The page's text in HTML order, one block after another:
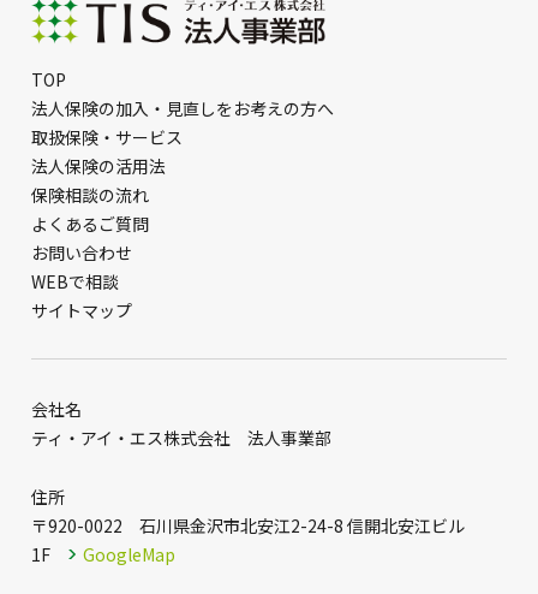
TOP
法人保険の加入・見直しをお考えの方へ
取扱保険・サービス
法人保険の活用法
保険相談の流れ
よくあるご質問
お問い合わせ
WEBで相談
サイトマップ
会社名
ティ・アイ・エス株式会社 法人事業部
住所
〒920-0022 石川県金沢市北安江2-24-8 信開北安江ビル
1F
GoogleMap